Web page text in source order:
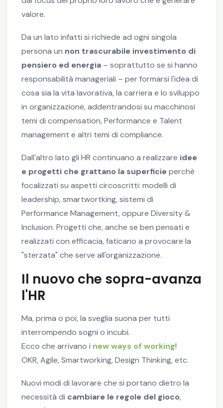
valore.
Da un lato infatti si richiede ad ogni singola
persona un non trascurabile investimento di
pensiero ed energia – soprattutto se si hanno
responsabilità manageriali – per formarsi l'idea di
cosa sia la vita lavorativa, la carriera e lo sviluppo
in organizzazione, addentrandosi su macchinosi
temi di compensation, Performance e Talent
management e altri temi di compliance.
Dall'altro lato gli HR continuano a realizzare idee
e progetti che grattano la superficieperchè
focalizzati su aspetti circoscritti: modelli di
leadership, smartwortking, sistemi di
Performance Management, oppure Diversity &
Inclusion. Progetti che, anche se ben pensati e
realizzati con efficacia, faticano a provocare la
"sterzata" che serve all'organizzazione.
Il nuovo che sopra-avanza
l'HR
Ma, prima o poi, la sveglia suona per tutti
interrompendo sogni o incubi.
Ecco che arrivano i new ways of working!
OKR, Agile, Smartworking, Design Thinking, etc.
Nuovi modi di lavorare che si portano dietro la
necessità di cambiare le regole del gioco,